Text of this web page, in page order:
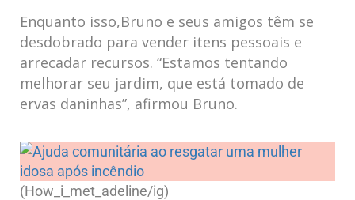
Enquanto isso,Bruno e⁤ seus amigos têm se
desdobrado para vender itens pessoais ⁤e
arrecadar ‌recursos.‍ “Estamos tentando
melhorar seu jardim, que está tomado de
ervas daninhas”, ​afirmou Bruno.
(How_i_met_adeline/ig)